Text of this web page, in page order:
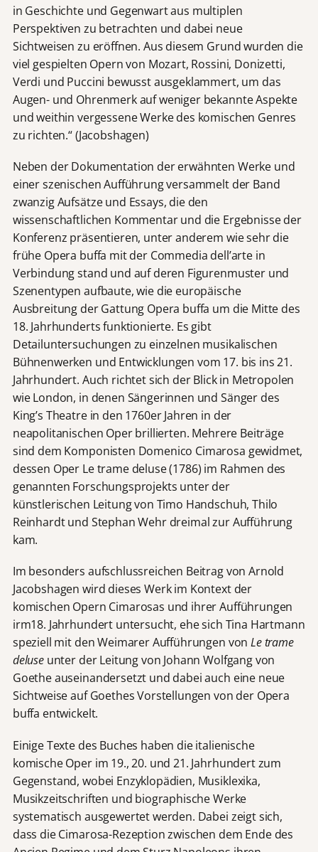
in Geschichte und Gegenwart aus multiplen
Perspektiven zu betrachten und dabei neue
Sichtweisen zu eröffnen. Aus diesem Grund wurden die
viel gespielten Opern von Mozart, Rossini, Donizetti,
Verdi und Puccini bewusst ausgeklammert, um das
Augen- und Ohrenmerk auf weniger bekannte Aspekte
und weithin vergessene Werke des komischen Genres
zu richten.“ (Jacobshagen)
Neben der Dokumentation der erwähnten Werke und
einer szenischen Aufführung versammelt der Band
zwanzig Aufsätze und Essays, die den
wissenschaftlichen Kommentar und die Ergebnisse der
Konferenz präsentieren, unter anderem wie sehr die
frühe Opera buffa mit der Commedia dell’arte in
Verbindung stand und auf deren Figurenmuster und
Szenentypen aufbaute, wie die europäische
Ausbreitung der Gattung Opera buffa um die Mitte des
18. Jahrhunderts funktionierte. Es gibt
Detailuntersuchungen zu einzelnen musikalischen
Bühnenwerken und Entwicklungen vom 17. bis ins 21.
Jahrhundert. Auch richtet sich der Blick in Metropolen
wie London, in denen Sängerinnen und Sänger des
King’s Theatre in den 1760er Jahren in der
neapolitanischen Oper brillierten. Mehrere Beiträge
sind dem Komponisten Domenico Cimarosa gewidmet,
dessen Oper Le trame deluse (1786) im Rahmen des
genannten Forschungsprojekts unter der
künstlerischen Leitung von Timo Handschuh, Thilo
Reinhardt und Stephan Wehr dreimal zur Aufführung
kam.
Im besonders aufschlussreichen Beitrag von Arnold
Jacobshagen wird dieses Werk im Kontext der
komischen Opern Cimarosas und ihrer Aufführungen
irm18. Jahrhundert untersucht, ehe sich Tina Hartmann
speziell mit den Weimarer Aufführungen vonLe trame
deluseunter der Leitung von Johann Wolfgang von
Goethe auseinandersetzt und dabei auch eine neue
Sichtweise auf Goethes Vorstellungen von der Opera
buffa entwickelt.
Einige Texte des Buches haben die italienische
komische Oper im 19., 20. und 21. Jahrhundert zum
Gegenstand, wobei Enzyklopädien, Musiklexika,
Musikzeitschriften und biographische Werke
systematisch ausgewertet werden. Dabei zeigt sich,
dass die Cimarosa-Rezeption zwischen dem Ende des